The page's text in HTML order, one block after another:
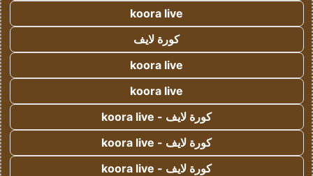
koora live
كورة لايف
koora live
koora live
كورة لايف - koora live
كورة لايف - koora live
كورة لايف - koora live